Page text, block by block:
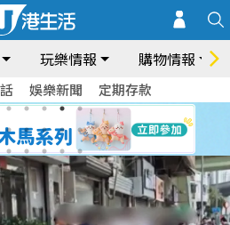
玩樂情報 購物情報
娛樂新聞 定期存款